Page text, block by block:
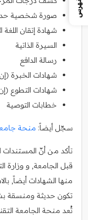
صورة شخصية
شهادة إتقان اللغة
السيرة الذاتية
رسالة الدافع
شهادات الخبرة
شهادات التطوع
خطابات التوصية
سجّل أيضاً: منحة
تأكد من أنّ
قبل الجامعة, و وزارة
منها الشهادات أيضاً,
تكون حديثة ومنسقة
تُعد منحة الجامعة
الفهرس